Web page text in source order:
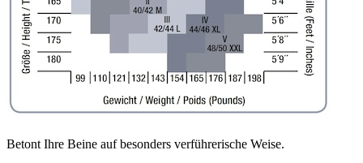
Betont Ihre Beine auf besonders verführerische Weise.